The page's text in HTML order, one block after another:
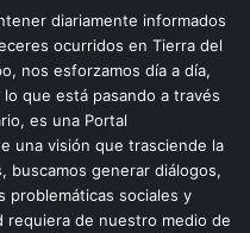
diariamente informados
ocurridos en Tierra del
nos esforzamos día a día,
que está pasando a través
es una Portal
una visión que trasciende la
buscamos generar diálogos,
problemáticas sociales y
requiera de nuestro medio de